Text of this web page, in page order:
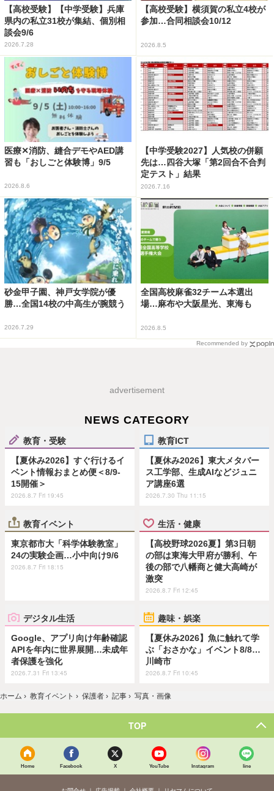
【高校受験】【中学受験】兵庫
県内の私立31校が集結、個別相
談会9/6
2026.7.28
【高校受験】横須賀の私立4校が
参加…合同相談会10/12
2026.8.5
医療✕消防、縫合デモやAED講
習も「おしごと体験博」9/5
2026.8.6
【中学受験2027】人気校の併願
先は…四谷大塚「第2回合不合判
定テスト」結果
2026.7.16
砂金甲子園、神戸女学院が優
勝…全国14校の中高生が腕競う
2026.7.29
全国高校麻雀32チーム本選出
場…麻布や大阪星光、東海も
2026.8.5
Recommended by
advertisement
NEWS CATEGORY
教育・受験
【夏休み2026】すぐ行けるイ
ベント情報おまとめ便＜8/9-
15開催＞
2026.8.7 Fri 19:45
教育ICT
【夏休み2026】東大メタバー
ス工学部、生成AIなどジュニ
ア講座6選
2026.7.30 Thu 11:15
教育イベント
東京都市大「科学体験教室」
24の実験企画…小中向け9/6
2026.8.7 Fri 18:15
生活・健康
【高校野球2026夏】第3日朝
の部は東海大甲府が勝利、午
後の部で八幡商と健大高崎が
激突
2026.8.7 Fri 12:45
デジタル生活
Google、アプリ向け年齢確認
APIを年内に世界展開…未成年
者保護を強化
2026.7.31 Fri 13:45
趣味・娯楽
【夏休み2026】魚に触れて学
ぶ「おさかな」イベント8/8…
川崎市
2026.8.7 Fri 10:45
ホーム › 教育イベント › 保護者 › 記事 › 写真・画像
TOP
Home Facebook X YouTube Instagram line